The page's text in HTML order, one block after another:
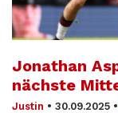
Jonathan
nächste
Justin • 30.09.2025 •